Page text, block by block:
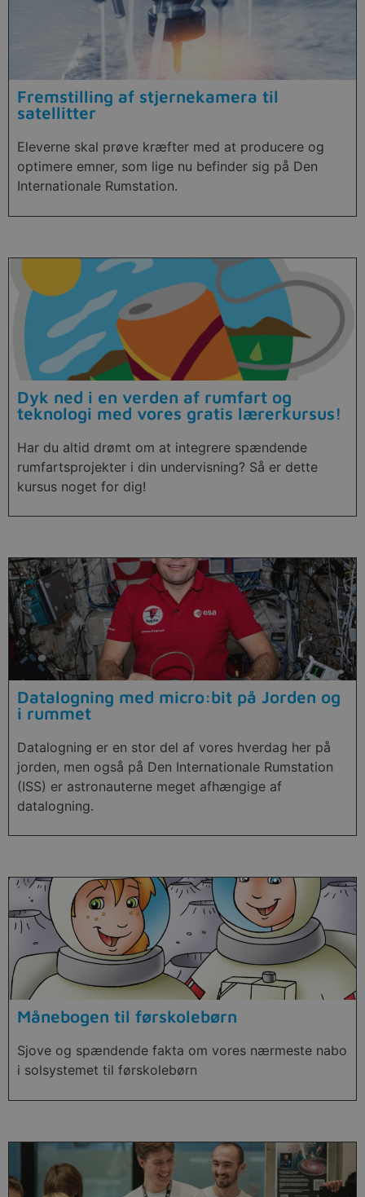
Fremstilling af stjernekamera til
satellitter
Eleverne skal prøve kræfter med at producere og
optimere emner, som lige nu befinder sig på Den
Internationale Rumstation.
Dyk ned i en verden af rumfart og
teknologi med vores gratis lærerkursus!
Har du altid drømt om at integrere spændende
rumfartsprojekter i din undervisning? Så er dette
kursus noget for dig!
Datalogning med micro:bit på Jorden og
i rummet
Datalogning er en stor del af vores hverdag her på
jorden, men også på Den Internationale Rumstation
(ISS) er astronauterne meget afhængige af
datalogning.
Månebogen til førskolebørn
Sjove og spændende fakta om vores nærmeste nabo
i solsystemet til førskolebørn